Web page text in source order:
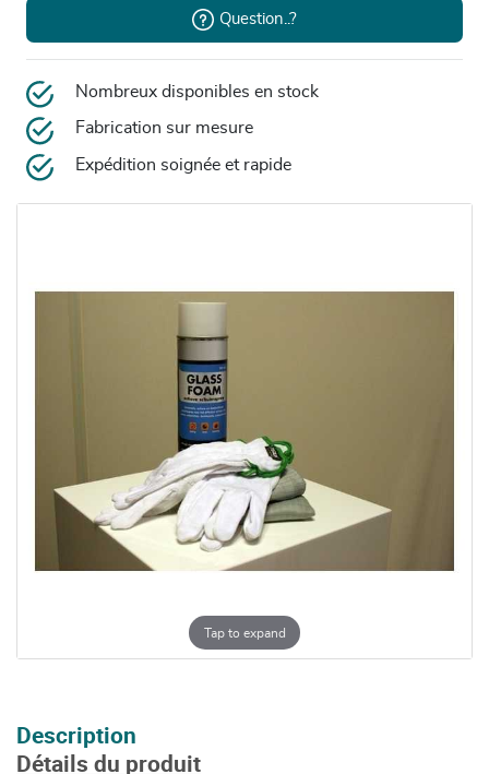
Tap to expand
Question..?
Nombreux disponibles en stock
Fabrication sur mesure
Expédition soignée et rapide
Description
Détails du produit